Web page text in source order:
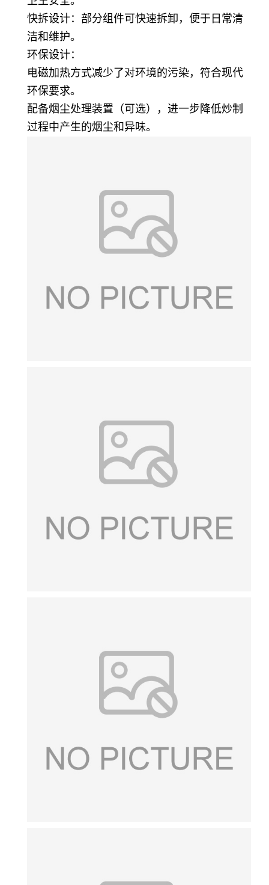
快拆设计：部分组件可快速拆卸，便于日常清
洁和维护。
环保设计：
电磁加热方式减少了对环境的污染，符合现代
环保要求。
配备烟尘处理装置（可选），进一步降低炒制
过程中产生的烟尘和异味。